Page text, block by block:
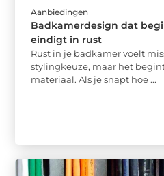
Aanbiedingen
Badkamerdesign dat
eindigt in rust
Rust in je badkamer voelt
stylingkeuze, maar het
materiaal. Als je snapt hoe ...